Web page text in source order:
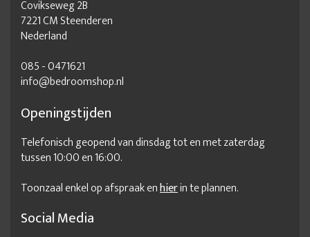
Covikseweg 2B
7221 CM Steenderen
Nederland
085 - 0471621
info@bedroomshop.nl
Openingstijden
Telefonisch geopend van dinsdag tot en met zaterdag
tussen 10:00 en 16:00.
Toonzaal enkel op afspraak enhierin te plannen.
Social Media